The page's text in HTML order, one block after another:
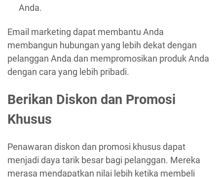
Anda.
Email marketing dapat membantu Anda
membangun hubungan yang lebih dekat dengan
pelanggan Anda dan mempromosikan produk Anda
dengan cara yang lebih pribadi.
Berikan Diskon dan Promosi
Khusus
Penawaran diskon dan promosi khusus dapat
menjadi daya tarik besar bagi pelanggan. Mereka
merasa mendapatkan nilai lebih ketika membeli